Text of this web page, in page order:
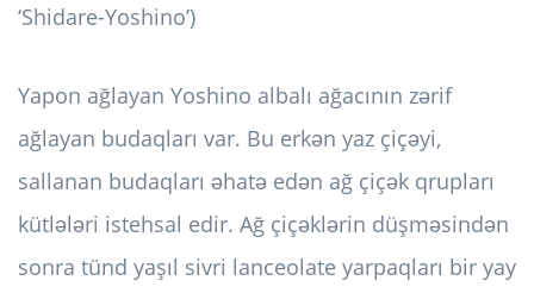
‘Shidare-Yoshino’)
Yapon ağlayan Yoshino albalı ağacının zərif
ağlayan budaqları var. Bu erkən yaz çiçəyi,
sallanan budaqları əhatə edən ağ çiçək qrupları
kütlələri istehsal edir. Ağ çiçəklərin düşməsindən
sonra tünd yaşıl sivri lanceolate yarpaqları bir yay